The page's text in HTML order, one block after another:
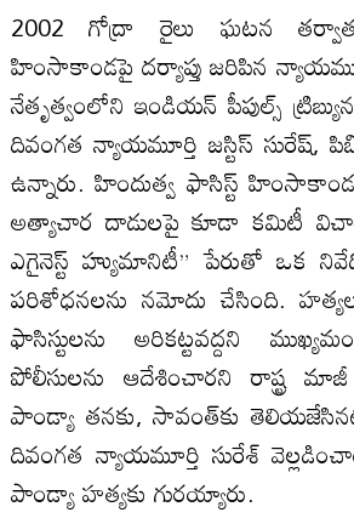
2002 గోద్రా రైలు ఘటన
హింసాకాండపై దర్యాప్తు జరిపిన
నేతృత్వంలోని ఇండియన్ పీపుల్స్
దివంగత న్యాయమూర్తి జస్టిస్ సురేష్,
ఉన్నారు. హిందుత్వ ఫాసిస్ట్
అత్యాచార దాడులపై కూడా కమిటీ
ఎగైనెస్ట్ హ్యుమానిటీ” పేరుతో ఒక
పరిశోధనలను నమోదు చేసింది.
ఫాసిస్టులను అరికట్టవద్దని
పోలీసులను ఆదేశించారని రాష్ట్ర
పాండ్యా తనకు, సావంత్‌కు
దివంగత న్యాయమూర్తి సురేశ్
పాండ్యా హత్యకు గురయ్యారు.